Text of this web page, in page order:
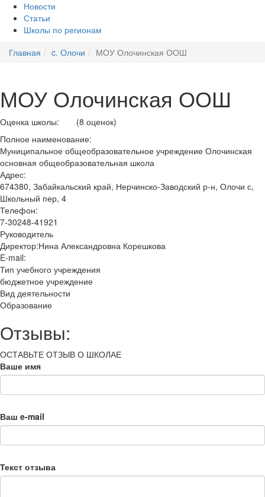
Новости
Статьи
Школы по регионам
Главная
c. Олочи МОУ Олочинская ООШ
МОУ Олочинская ООШ
Оценка школы:
(8 оценок)
Полное наименование:
Муниципальное общеобразовательное учреждение Олочинская
основная общеобразовательная школа
Адрес:
674380, Забайкальский край, Нерчинско-Заводский р-н, Олочи с,
Школьный пер, 4
Телефон:
7-30248-41921
Руководитель
Директор:Нина Александровна Корешкова
E-mail:
Тип учебного учреждения
бюджетное учреждение
Вид деятельности
Образование
Отзывы:
ОСТАВЬТЕ ОТЗЫВ О ШКОЛАЕ
Ваше имя
Ваш e-mail
Текст отзыва